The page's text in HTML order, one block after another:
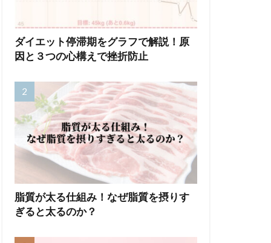
ダイエット停滞期をグラフで解説！原
因と３つの心構えで挫折防止
脂質が太る仕組み！なぜ脂質を摂りす
ぎると太るのか？